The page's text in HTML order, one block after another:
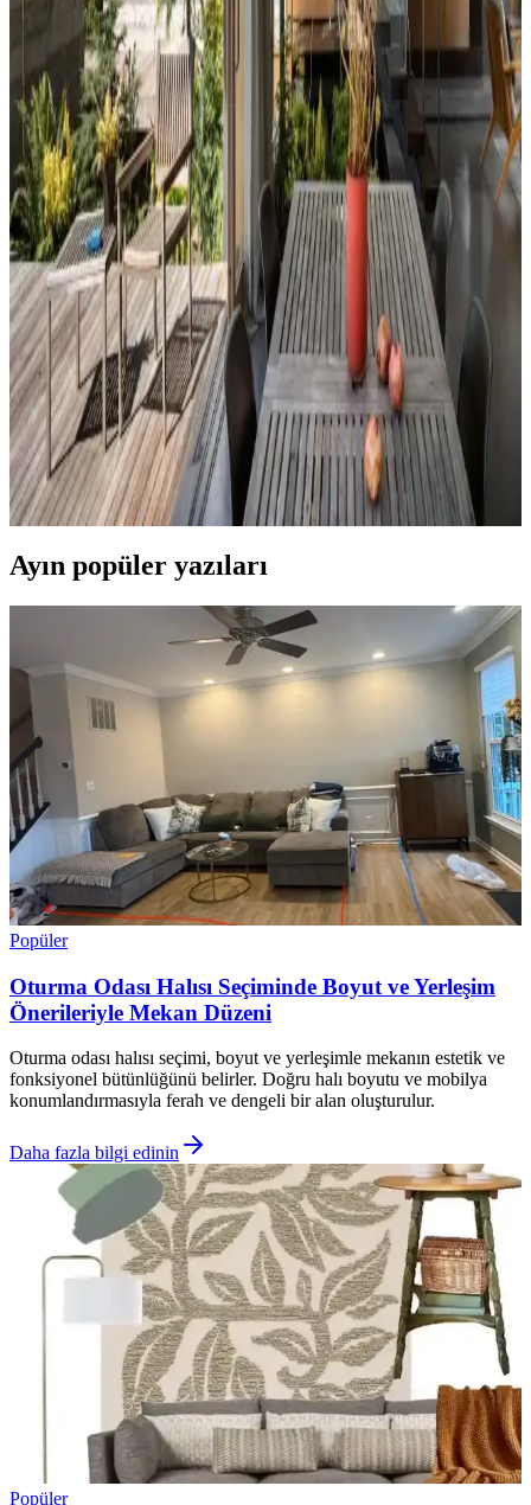
Ev Dekorasyonunda Denge ve Fonksiyonellik: Renk
Uyumu, Mobilya Yerleşimi ve Estetik İncelemesi
Reddit tartışması üzerinden ev dekorasyonunda renk uyumu,
mobilya yerleşimi ve aksesuar dengesi gibi unsurların yaşam
alanlarının estetik ve fonksiyonelliğini nasıl etkilediği inceleniyor.
Hermes Dekor Ürünleri İncelemesi: Ella'dan
Alışveriş ve Ürün Kalitesi Değerlendirmesi
Ella satıcısından alınan Hermes dekor ürünleri, yüksek deri kalitesi
ve detaylı işçiliğiyle öne çıkıyor. Ürünlerin boyutları beklentileri
aşarken, fiyat ve orijinallik tartışmaları da dikkat çekiyor.
Veranda Dekorasyonunda Bitki Seçimi, Aydınlatma
ve Mobilya Düzenlemeleriyle Estetik İyileştirme
Yöntemleri
Veranda dekorasyonunda bitkiler, halılar, aydınlatma ve mobilyaların
uyumlu kullanımı mekânı daha davetkâr ve fonksiyonel kılar. Doğru
seçimler verandanın atmosferini ve dış görünümünü güçlendirir.
Ayın popüler yazıları
Popüler
Oturma Odası Halısı Seçiminde Boyut ve Yerleşim
Önerileriyle Mekan Düzeni
Oturma odası halısı seçimi, boyut ve yerleşimle mekanın estetik ve
fonksiyonel bütünlüğünü belirler. Doğru halı boyutu ve mobilya
konumlandırmasıyla ferah ve dengeli bir alan oluşturulur.
Daha fazla bilgi edinin
Popüler